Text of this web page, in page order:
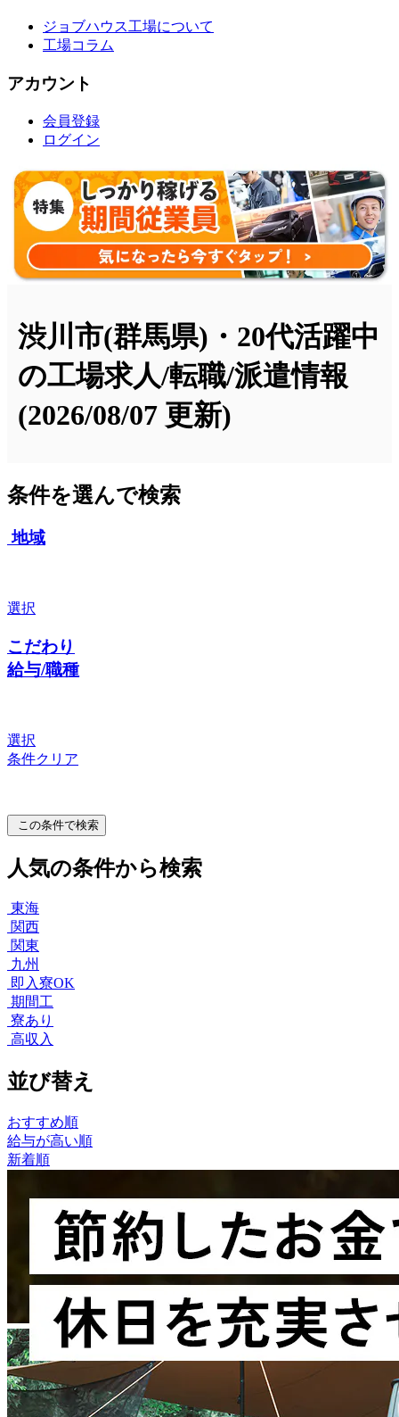
ジョブハウス工場について
工場コラム
アカウント
会員登録
ログイン
渋川市(群馬県)・20代活躍中
の工場求人/転職/派遣情報
(2026/08/07 更新)
条件を選んで検索
地域
選択
こだわり
給与/職種
選択
条件クリア
この条件で検索
人気の条件から検索
東海
関西
関東
九州
即入寮OK
期間工
寮あり
高収入
並び替え
おすすめ順
給与が高い順
新着順